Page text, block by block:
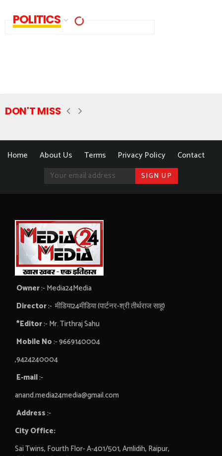
POLITICS
DON'T MISS
Home About Us Terms Privacy Policy Contact
Owner:- Media24Media
Director:- मीडिया24मीडिया (पार्टनर-श्री तीर्थराज साहू)
*Editor:- Mr. Tirthraj Sahu
Mobile No:- 9669140004
,9424240004
E-mail:-
anand.media24media@gmail.com
Address:-
City Office:
Sai Twins, Fourth Flor- A-401/501, Amlidih, Raipur,